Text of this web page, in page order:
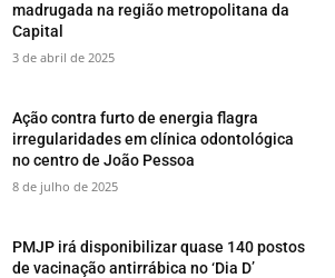
madrugada na região metropolitana da
Capital
3 de abril de 2025
Ação contra furto de energia flagra
irregularidades em clínica odontológica
no centro de João Pessoa
8 de julho de 2025
PMJP irá disponibilizar quase 140 postos
de vacinação antirrábica no ‘Dia D’